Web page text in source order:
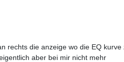
rechts die anzeige wo die EQ
aber bei mir nicht mehr